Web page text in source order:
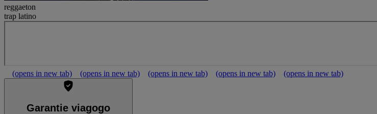
reggaeton
trap latino
(opens in new tab) (opens in new tab) (opens in new tab) (opens in new tab) (opens in new tab)
Garantie viagogo